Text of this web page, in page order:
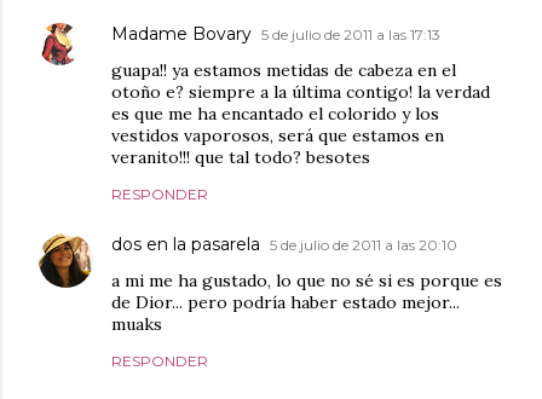
Madame Bovary 5 de julio de 2011 a las 17:13
guapa!! ya estamos metidas de cabeza en el
otoño e? siempre a la última contigo! la verdad
es que me ha encantado el colorido y los
vestidos vaporosos, será que estamos en
veranito!!! que tal todo? besotes
RESPONDER
dos en la pasarela 5 de julio de 2011 a las 20:10
a mi me ha gustado, lo que no sé si es porque es
de Dior... pero podría haber estado mejor...
muaks
RESPONDER